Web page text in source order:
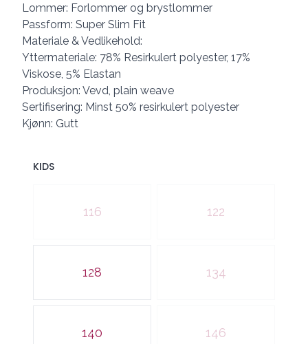
Lommer: Forlommer og brystlommer
Passform: Super Slim Fit
Materiale & Vedlikehold:
Yttermateriale: 78% Resirkulert polyester, 17%
Viskose, 5% Elastan
Produksjon: Vevd, plain weave
Sertifisering: Minst 50% resirkulert polyester
Kjønn: Gutt
KIDS
116 122
128 134
140 146